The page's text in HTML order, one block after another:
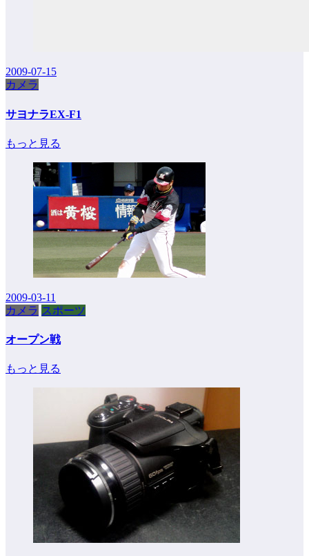
2009-07-15
カメラ
サヨナラEX-F1
もっと見る
2009-03-11
カメラ スポーツ
オープン戦
もっと見る